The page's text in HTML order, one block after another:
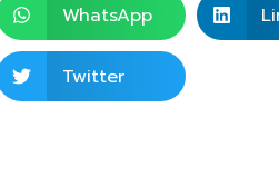
WhatsApp
Twitter